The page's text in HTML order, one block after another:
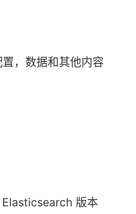
，数据和其他内容
Elasticsearch 版本